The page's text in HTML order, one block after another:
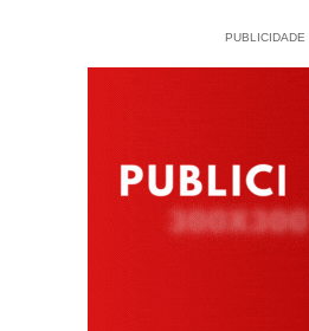
PUBLICIDADE